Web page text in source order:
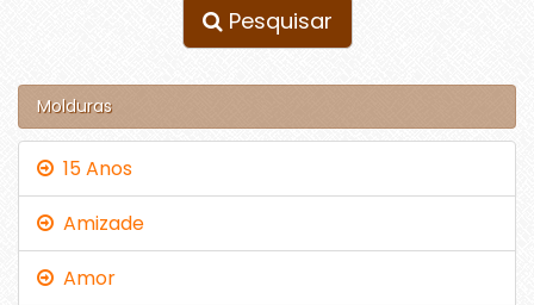
Pesquisar
Molduras
15 Anos
Amizade
Amor